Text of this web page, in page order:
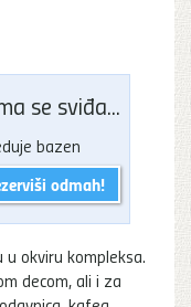
se sviđa...
bazen
odmah!
okviru kompleksa.
decom, ali i za